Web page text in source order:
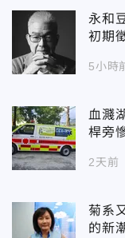
永和
初期
5小時
血濺
桿旁
2天前
菊系
的新